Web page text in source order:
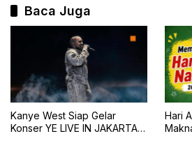
Baca Juga
Kanye West Siap Gelar
Konser YE LIVE IN JAKARTA
Hari